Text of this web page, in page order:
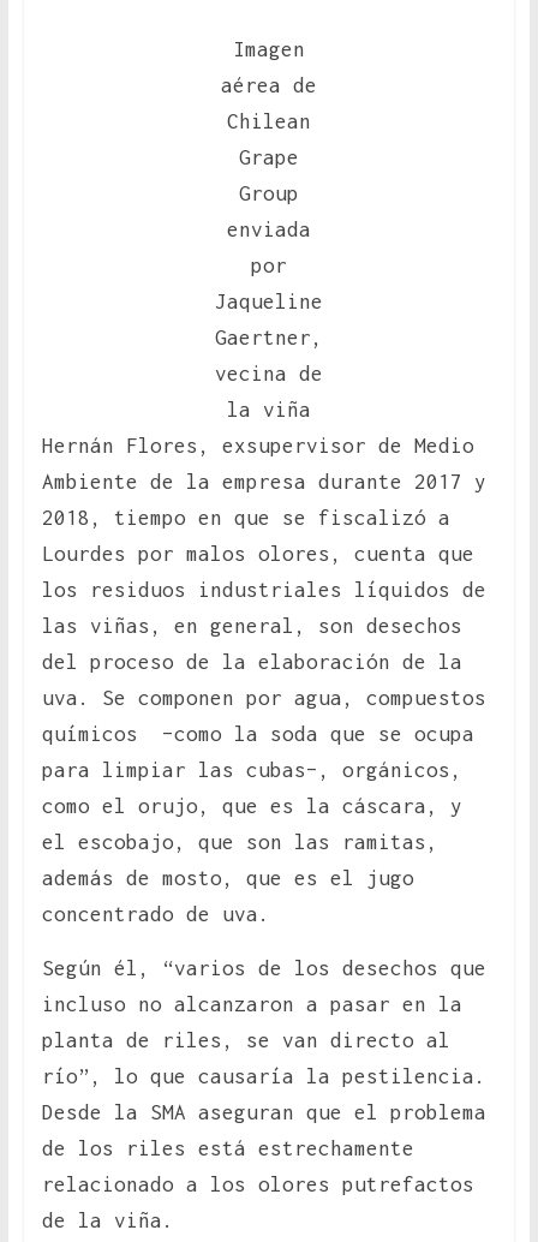
Imagen
aérea de
Chilean
Grape
Group
enviada
por
Jaqueline
Gaertner,
vecina de
la viña
Hernán Flores, exsupervisor de Medio
Ambiente de la empresa durante 2017 y
2018, tiempo en que se fiscalizó a
Lourdes por malos olores, cuenta que
los residuos industriales líquidos de
las viñas, en general, son desechos
del proceso de la elaboración de la
uva. Se componen por agua, compuestos
químicos –como la soda que se ocupa
para limpiar las cubas–, orgánicos,
como el orujo, que es la cáscara, y
el escobajo, que son las ramitas,
además de mosto, que es el jugo
concentrado de uva.
Según él, “varios de los desechos que
incluso no alcanzaron a pasar en la
planta de riles, se van directo al
río”, lo que causaría la pestilencia.
Desde la SMA aseguran que el problema
de los riles está estrechamente
relacionado a los olores putrefactos
de la viña.